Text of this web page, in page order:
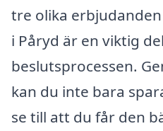
tre olika
i Påryd är en viktig
beslutsprocessen.
kan du inte bara
se till att du får den